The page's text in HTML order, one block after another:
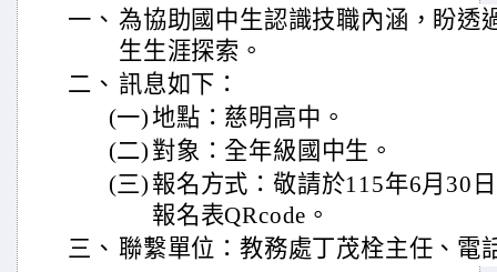
一、 為協助國中生認識技職內涵，盼透
生生涯探索。
二、 訊息如下：
(一)地點：慈明高中。
(二) 對象：全年級國中生。
(三) 報名方式：敬請於115年6月30
報名表QRcode。
三、 聯繫單位：教務處丁茂栓主任、電